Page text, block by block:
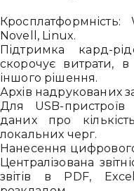
Novell, Linux.
Підтримка кард-
скорочує витрати,
іншого рішення.
Архів надрукованих
Для USB-
даних про
локальних черг.
Нанесення цифрового
Централізована
звітів в PDF,